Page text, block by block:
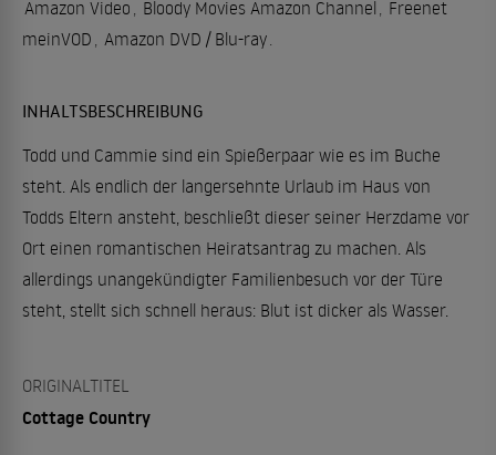
Amazon Video
Bloody Movies Amazon Channel
Freenet
meinVOD
Amazon DVD / Blu-ray
INHALTSBESCHREIBUNG
Todd und Cammie sind ein Spießerpaar wie es im Buche
steht. Als endlich der langersehnte Urlaub im Haus von
Todds Eltern ansteht, beschließt dieser seiner Herzdame vor
Ort einen romantischen Heiratsantrag zu machen. Als
allerdings unangekündigter Familienbesuch vor der Türe
steht, stellt sich schnell heraus: Blut ist dicker als Wasser.
ORIGINALTITEL
Cottage Country